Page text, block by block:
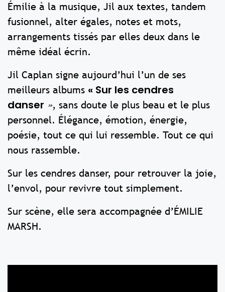
Émilie à la musique, Jil aux textes, tandem
fusionnel, alter égales, notes et mots,
arrangements tissés par elles deux dans le
même idéal écrin.
Jil Caplan signe aujourd’hui l’un de ses
meilleurs albums « Sur les cendres
danser », sans doute le plus beau et le plus
personnel. Élégance, émotion, énergie,
poésie, tout ce qui lui ressemble. Tout ce qui
nous rassemble.
Sur les cendres danser, pour retrouver la joie,
l’envol, pour revivre tout simplement.
Sur scène, elle sera accompagnée d’ÉMILIE
MARSH.